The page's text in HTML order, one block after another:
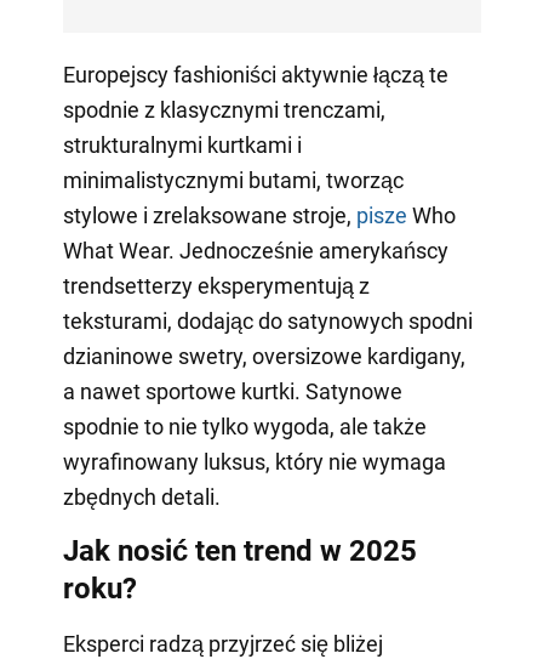
Europejscy fashioniści aktywnie łączą te
spodnie z klasycznymi trenczami,
strukturalnymi kurtkami i
minimalistycznymi butami, tworząc
stylowe i zrelaksowane stroje, pisze Who
What Wear. Jednocześnie amerykańscy
trendsetterzy eksperymentują z
teksturami, dodając do satynowych spodni
dzianinowe swetry, oversizowe kardigany,
a nawet sportowe kurtki. Satynowe
spodnie to nie tylko wygoda, ale także
wyrafinowany luksus, który nie wymaga
zbędnych detali.
Jak nosić ten trend w 2025
roku?
Eksperci radzą przyjrzeć się bliżej